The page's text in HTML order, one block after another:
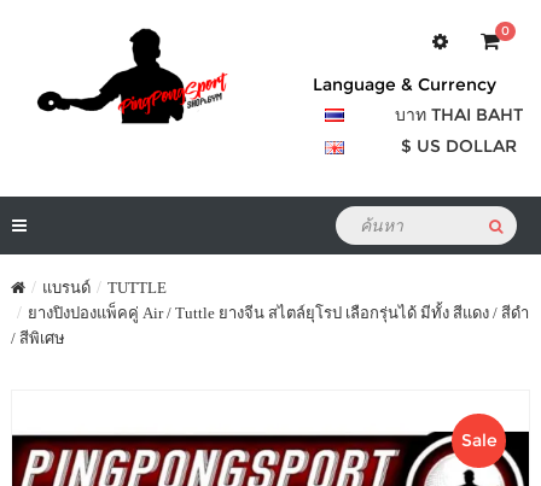
0
Language & Currency
บาท THAI BAHT
$ US DOLLAR
แบรนด์
TUTTLE
ยางปิงปองแพ็คคู่ Air / Tuttle ยางจีน สไตล์ยุโรป เลือกรุ่นได้ มีทั้ง สีแดง / สีดำ
/ สีพิเศษ
Sale